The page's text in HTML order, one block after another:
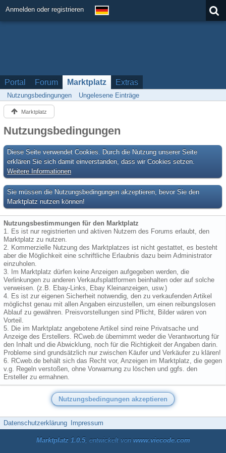
Anmelden oder registrieren
Portal Forum Marktplatz Extras
Nutzungsbedingungen Ungelesene Einträge
Marktplatz
Nutzungsbedingungen
Diese Seite verwendet Cookies. Durch die Nutzung unserer Seite
erklären Sie sich damit einverstanden, dass wir Cookies setzen.
Weitere Informationen
Sie müssen die Nutzungsbedingungen akzeptieren, bevor Sie den
Marktplatz nutzen können!
Nutzungsbestimmungen für den Marktplatz
1. Es ist nur registrierten und aktiven Nutzern des Forums erlaubt, den
Marktplatz zu nutzen.
2. Kommerzielle Nutzung des Marktplatzes ist nicht gestattet, es besteht
aber die Möglichkeit eine schriftliche Erlaubnis dazu beim Administrator
einzuholen.
3. Im Marktplatz dürfen keine Anzeigen aufgegeben werden, die
Verlinkungen zu anderen Verkaufsplattformen beinhalten oder auf solche
verweisen. (z.B. Ebay-Links, Ebay Kleinanzeigen, usw.)
4. Es ist zur eigenen Sicherheit notwendig, den zu verkaufenden Artikel
möglichst genau mit allen Angaben einzustellen, um einen reibungslosen
Ablauf zu gewähren. Preisvorstellungen sind Pflicht, Bilder wären von
Vorteil.
5. Die im Marktplatz angebotene Artikel sind reine Privatsache und
Anzeige des Erstellers. RCweb.de übernimmt weder die Verantwortung für
den Inhalt und die Abwicklung, noch für die Richtigkeit der Angaben darin.
Probleme sind grundsätzlich nur zwischen Käufer und Verkäufer zu klären!
6. RCweb.de behält sich das Recht vor, Anzeigen im Marktplatz, die gegen
v.g. Regeln verstoßen, ohne Vorwarnung zu löschen und ggfs. den
Ersteller zu ermahnen.
Datenschutzerklärung Impressum
Marktplatz 1.0.5, entwickelt von www.viecode.com